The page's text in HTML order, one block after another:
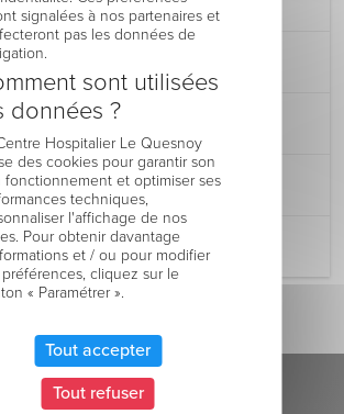
Centre Hospitalier
à l’Hôpital
à l’Hôpital
domicile
signalées à nos partenaires et
pas les données de
sont utilisées
données ?
Hospitalier Le Quesnoy
des cookies pour garantir son
fonctionnement et optimiser ses
techniques,
l'affichage de nos
Pour obtenir davantage
et / ou pour modifier
cliquez sur le
« Paramétrer ».
Tout accepter
Tout refuser